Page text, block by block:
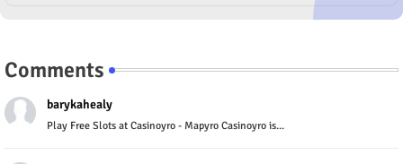
Comments
barykahealy
Play Free Slots at Casinoyro - Mapyro Casinoyro is...